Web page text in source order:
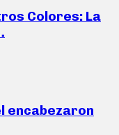
Colores: La
encabezaron